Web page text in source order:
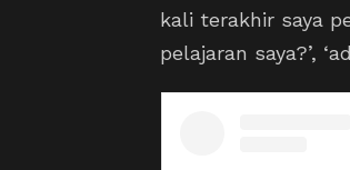
kali terakhir saya
pelajaran saya?’,